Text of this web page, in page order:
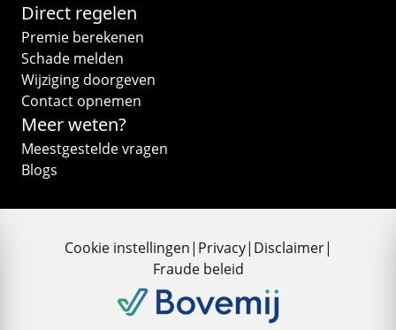
Direct regelen
Premie berekenen
Schade melden
Wijziging doorgeven
Contact opnemen
Meer weten?
Meestgestelde vragen
Blogs
Cookie instellingen| Privacy| Disclaimer|
Fraude beleid